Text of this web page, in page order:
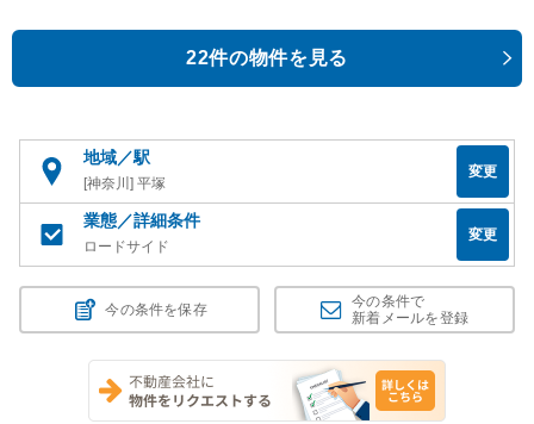
22件の物件を見る
地域／駅
[神奈川] 平塚
変更
業態／詳細条件
ロードサイド
変更
今の条件を保存
今の条件で
新着メールを登録